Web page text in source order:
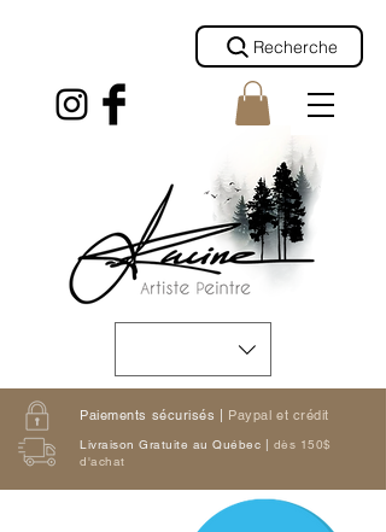
Paiements sécurisés | Paypal et crédit
Livraison Gratuite au Québec | dès 150$
d'achat
Recherche